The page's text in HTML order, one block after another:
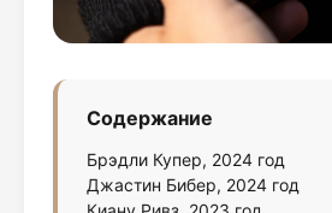
Содержание
Брэдли Купер, 2024 год
Джастин Бибер, 2024 год